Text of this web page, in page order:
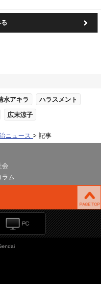
水アキラ ハラスメント
広末涼子
ニュース 記事
会
ラム